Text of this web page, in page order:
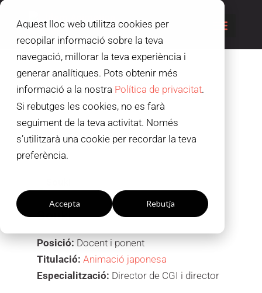
Aquest lloc web utilitza cookies per
recopilar informació sobre la teva
navegació, millorar la teva experiència i
generar analítiques. Pots obtenir més
informació a la nostra Política de privacitat.
Si rebutges les cookies, no es farà
seguiment de la teva activitat. Només
s’utilitzarà una cookie per recordar la teva
preferència.
Accepta Rebutja
Souki Anime
Souki
Posició: Docent i ponent
Titulació: Animació japonesa
Especialització: Director de CGI i director